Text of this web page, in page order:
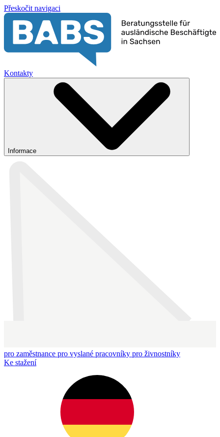
Přeskočit navigaci
Kontakty
Informace
pro zaměstnance pro vyslané pracovníky pro živnostníky
Ke stažení